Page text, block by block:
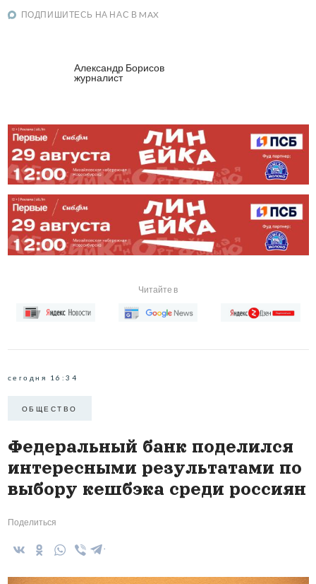
ПОДПИШИТЕСЬ НА НАС В MAX
Александр Борисов
журналист
Читайте в
сегодня 16:34
ОБЩЕСТВО
Федеральный банк поделился
интересными результатами по
выбору кешбэка среди россиян
Поделиться